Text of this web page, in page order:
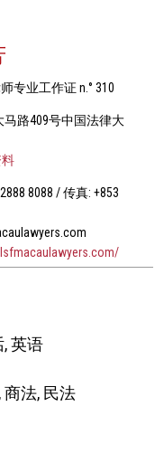
专业工作证 n.° 310
马路409号中国法律大
8088 / 传真: +853
英语
商法, 民法